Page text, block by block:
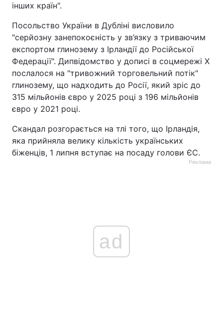
інших країн".
Посольство України в Дубліні висловило
"серйозну занепокоєність у зв’язку з триваючим
експортом глинозему з Ірландії до Російської
Федерації". Дипвідомство у дописі в соцмережі X
послалося на "тривожний торговельний потік"
глинозему, що надходить до Росії, який зріс до
315 мільйонів євро у 2025 році з 196 мільйонів
євро у 2021 році.
Скандал розгорається на тлі того, що Ірландія,
яка прийняла велику кількість українських
біженців, 1 липня вступає на посаду голови ЄС.
Реклама
ad